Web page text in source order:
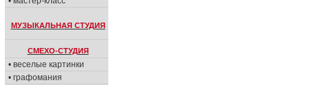
МУЗЫКАЛЬНАЯ СТУДИЯ
СМЕХО-СТУДИЯ
• веселые картинки
• графомания